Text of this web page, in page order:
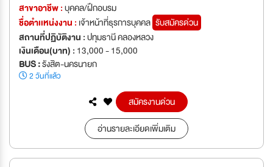
สาขาอาชีพ :บุคคล/ฝึกอบรม
ชื่อตำเเหน่งงาน : เจ้าหน้าที่ธุรการบุคคล รับสมัครด่วน
สถานที่ปฏิบัติงาน :ปทุมธานี คลองหลวง
เงินเดือน(บาท) : 13,000 - 15,000
BUS :รังสิต-นครนายก
2 วันที่แล้ว
สมัครงานด่วน
อ่านรายละเอียดเพิ่มเติม